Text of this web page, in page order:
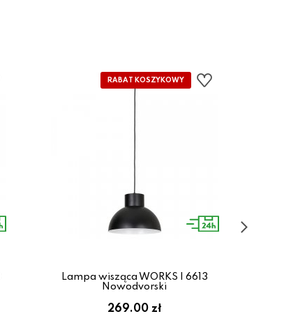
Lampa wisząca WORKS I 6613
Nowodvorski
269.00 zł